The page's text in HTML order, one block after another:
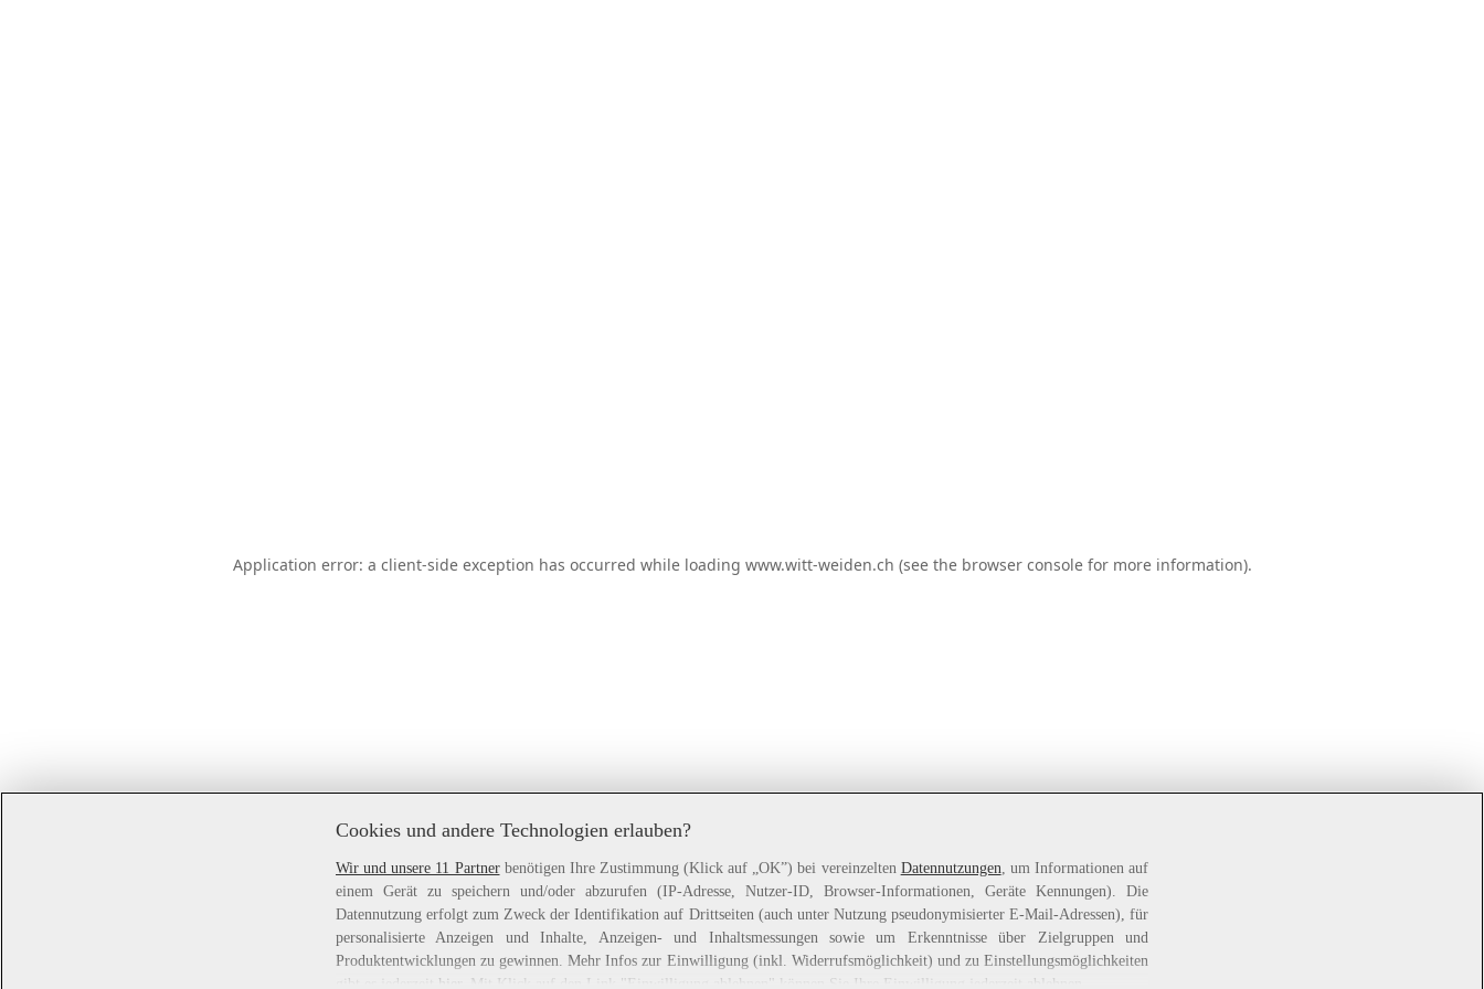
Application error: a client-side exception has occurred while loading www.witt-weiden.ch (see the browser consolefor more information).
Cookies und andere Technologien erlauben?
Wir und unsere 11 Partnerbenötigen Ihre Zustimmung (Klick auf „OK”) bei vereinzelten Datennutzungen , um Informationen auf
einem Gerät zu speichern und/oder abzurufen (IP-Adresse, Nutzer-ID, Browser-Informationen, Geräte Kennungen). Die
Datennutzung erfolgt zum Zweck der Identifikation auf Drittseiten (auch unter Nutzung pseudonymisierter E-Mail-Adressen), für
personalisierte Anzeigen und Inhalte, Anzeigen- und Inhaltsmessungen sowie um Erkenntnisse über Zielgruppen und
Produktentwicklungen zu gewinnen. Mehr Infos zur Einwilligung (inkl. Widerrufsmöglichkeit) und zu Einstellungsmöglichkeiten
gibt es jederzeit hier . Mit Klick auf den Link "Einwilligung ablehnen" können Sie Ihre Einwilligung jederzeit ablehnen.